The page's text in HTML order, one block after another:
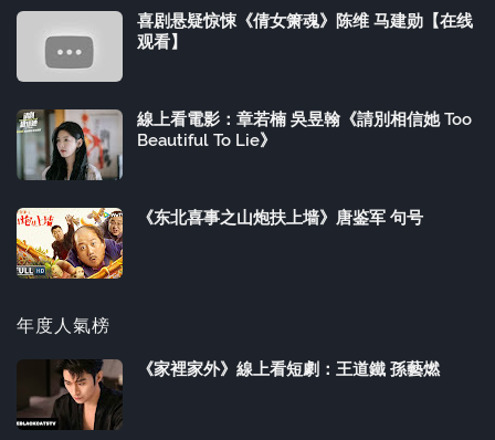
喜剧悬疑惊悚《倩女箫魂》陈维 马建勋【在线
观看】
線上看電影：章若楠 吳昱翰《請別相信她 Too
Beautiful To Lie》
《东北喜事之山炮扶上墙》唐鉴军 句号
年度人氣榜
《家裡家外》線上看短劇：王道鐵 孫藝燃